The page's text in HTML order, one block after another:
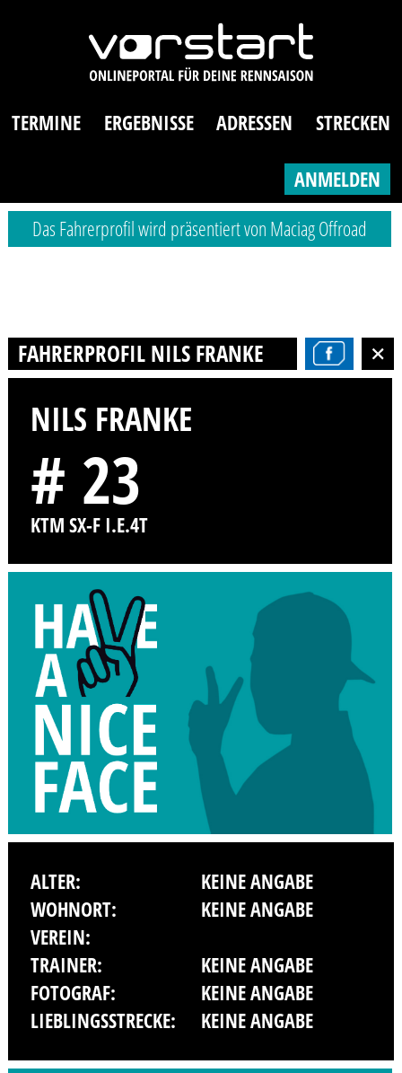
TERMINE ERGEBNISSE ADRESSEN STRECKEN
ANMELDEN
Das Fahrerprofil wird präsentiert von Maciag Offroad
FAHRERPROFIL NILS FRANKE
NILS FRANKE
# 23
KTM SX-F I.E.4T
ALTER:
KEINE ANGABE
WOHNORT:
KEINE ANGABE
VEREIN:
TRAINER:
KEINE ANGABE
FOTOGRAF:
KEINE ANGABE
LIEBLINGSSTRECKE:
KEINE ANGABE